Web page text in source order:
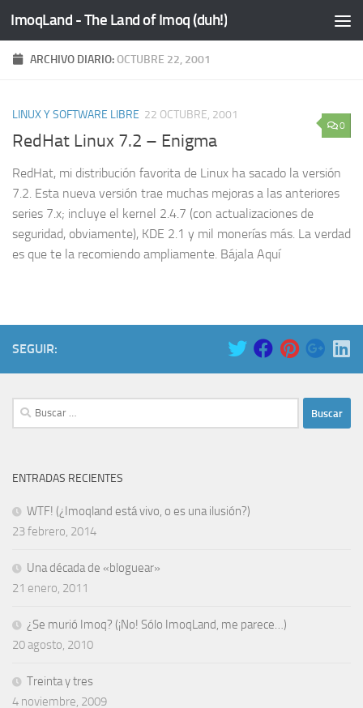
Saltar al contenido
ImoqLand - The Land of Imoq (duh!)
ARCHIVO DIARIO:OCTUBRE 22, 2001
0
LINUX Y SOFTWARE LIBRE 22 OCTUBRE, 2001
RedHat Linux 7.2 – Enigma
RedHat, mi distribución favorita de Linux ha sacado la versión
7.2. Esta nueva versión trae muchas mejoras a las anteriores
series 7.x; incluye el kernel 2.4.7 (con actualizaciones de
seguridad, obviamente), KDE 2.1 y mil monerías más. La verdad
es que te la recomiendo ampliamente. Bájala Aquí
SEGUIR:
Buscar:
ENTRADAS RECIENTES
WTF! (¿Imoqland está vivo, o es una ilusión?)
23 febrero, 2014
Una década de «bloguear»
21 enero, 2011
¿Se murió Imoq? (¡No! Sólo ImoqLand, me parece…)
20 agosto, 2010
Treinta y tres
4 noviembre, 2009